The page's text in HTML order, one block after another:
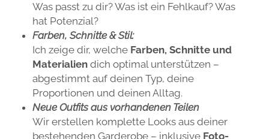
Was passt zu dir? Was ist ein Fehlkauf? Was
hat Potenzial?
Farben, Schnitte & Stil:
Ich zeige dir, welche Farben, Schnitte und
Materialien dich optimal unterstützen –
abgestimmt auf deinen Typ, deine
Proportionen und deinen Alltag.
Neue Outfits aus vorhandenen Teilen
Wir erstellen komplette Looks aus deiner
bestehenden Garderobe – inklusive Foto-